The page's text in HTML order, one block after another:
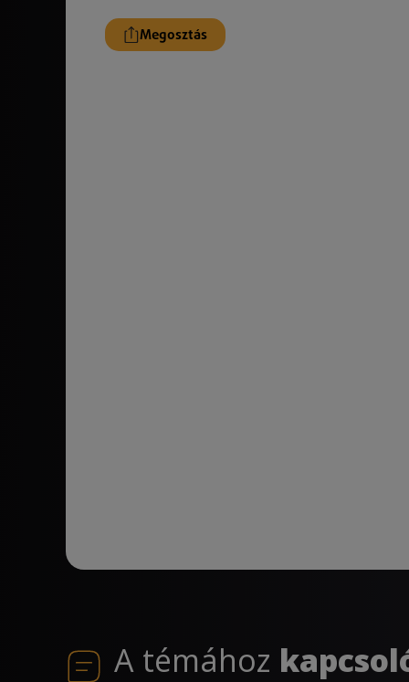
Megosztás
A témához